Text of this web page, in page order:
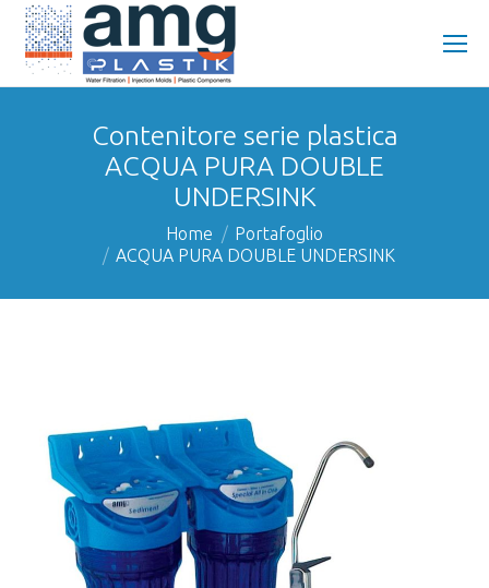
Contenitore serie plastica
ACQUA PURA DOUBLE
UNDERSINK
Home
Portafoglio
ACQUA PURA DOUBLE UNDERSINK